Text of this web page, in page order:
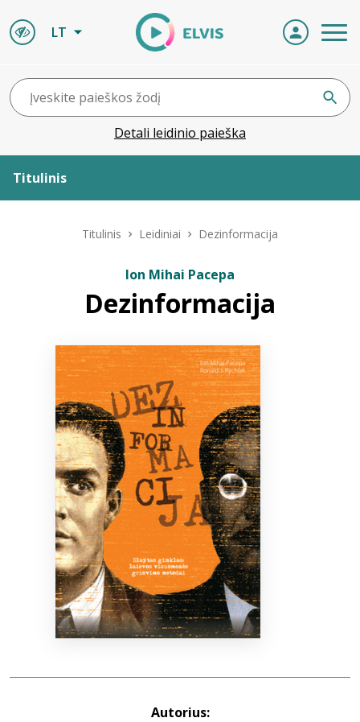
LT
Detali leidinio paieška
Titulinis
ELVIS atvyksta
Naujienos
Bibliotekoms
+370 667 80 541
info@elvislab.lt
Titulinis Leidiniai Dezinformacija
Ion Mihai Pacepa
Dezinformacija
Autorius: